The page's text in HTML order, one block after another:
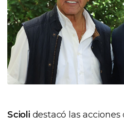
Sciolidestacó las acciones